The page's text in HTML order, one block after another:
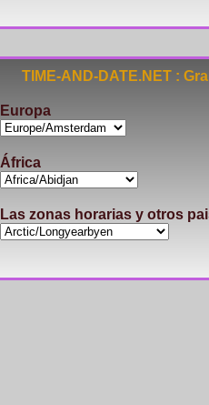
TIME-AND-DATE.NET :
Europa
África
Las zonas horarias y otros